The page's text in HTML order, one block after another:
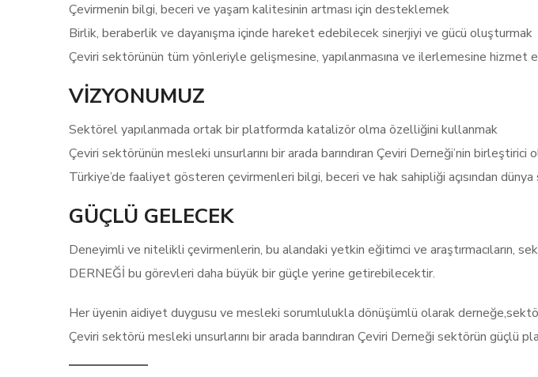
Çevirmenin bilgi, beceri ve yaşam kalitesinin artması için desteklemek
Birlik, beraberlik ve dayanışma içinde hareket edebilecek sinerjiyi ve gücü oluşturmak
Çeviri sektörünün tüm yönleriyle gelişmesine, yapılanmasına ve ilerlemesine hizmet
VİZYONUMUZ
Sektörel yapılanmada ortak bir platformda katalizör olma özelliğini kullanmak
Çeviri sektörünün mesleki unsurlarını bir arada barındıran Çeviri Derneği’nin
Türkiye’de faaliyet gösteren çevirmenleri bilgi, beceri ve hak sahipliği açısından
GÜÇLÜ GELECEK
Deneyimli ve nitelikli çevirmenlerin, bu alandaki yetkin eğitimci ve araştırmacıların,
DERNEĞİ bu görevleri daha büyük bir güçle yerine getirebilecektir.
Her üyenin aidiyet duygusu ve mesleki sorumlulukla dönüşümlü olarak
Çeviri sektörü mesleki unsurlarını bir arada barındıran Çeviri Derneği sektörün güçlü